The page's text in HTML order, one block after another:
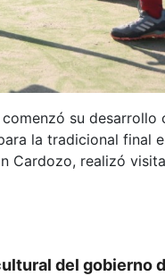
su desarrollo
la tradicional final
Cardozo, realizó
del gobierno